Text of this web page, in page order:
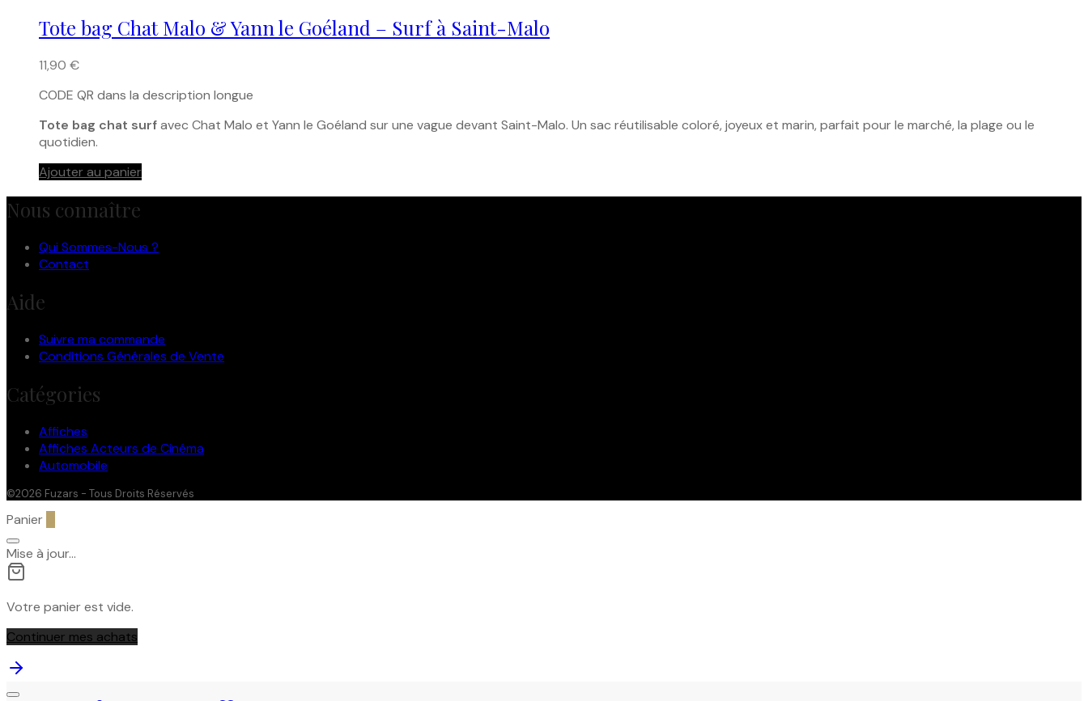
Tote bag Chat Malo & Yann le Goéland – Surf à Saint-Malo
11,90 €
CODE QR dans la description longue
Tote bag chat surfavec Chat Malo et Yann le Goéland sur une vague devant Saint-Malo. Un sac réutilisable coloré, joyeux et marin, parfait pour le marché, la plage ou le
quotidien.
Ajouter au panier
Nous connaître
Qui Sommes-Nous ?
Contact
Aide
Suivre ma commande
Conditions Générales de Vente
Catégories
Affiches
Affiches Acteurs de Cinéma
Automobile
©2026 Fuzars - Tous Droits Réservés
Panier
Mise à jour…
Votre panier est vide.
Continuer mes achats